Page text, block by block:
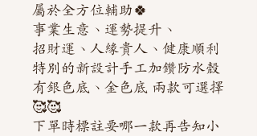
屬於全方位輔助🍀
事業生意、運勢提升、
招財運、人緣貴人、健康順利
特別的新設計手工加鑽防水殼
有銀色底、金色底 兩款可選擇
🥰🥰
下單時標註要哪一款再告知小